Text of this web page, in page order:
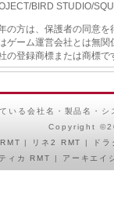
BIRD STUDIO/
の方は、保護者の同意
ゲーム運営会社とは無
の登録商標または商標
いる会社名・製品名・
Copyright
| リネ2 RMT |
ド
ィカ RMT
| アーキエイ